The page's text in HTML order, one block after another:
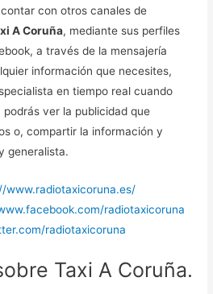
con otros canales de
A Coruña, mediante sus perfiles
a través de la mensajería
información que necesites,
en tiempo real cuando
ver la publicidad que
o, compartir la información y
generalista.
www.radiotaxicoruna.es/
radiotaxicoruna
radiotaxicoruna
Taxi A Coruña.